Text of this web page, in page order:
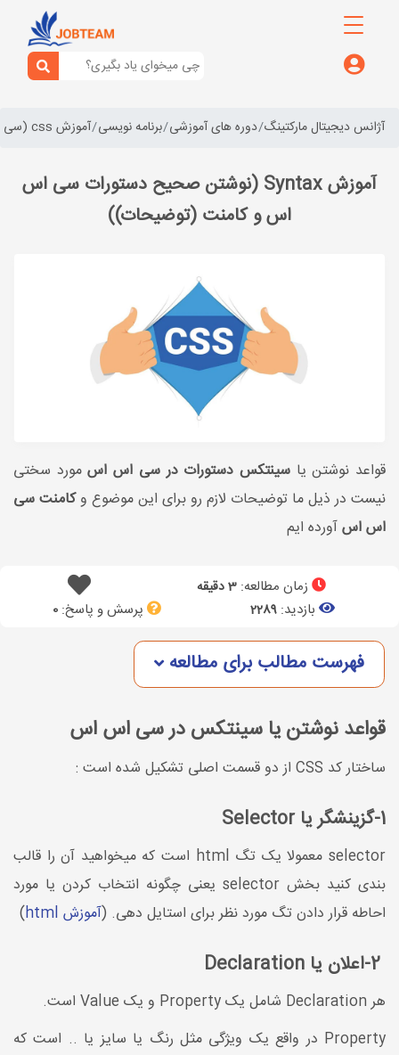
آژانس دیجیتال مارکتینگ دوره های آموزشی برنامه نویسی آموزش css (سی اس اس)
آموزش Syntax (نوشتن صحیح دستورات سی اس
اس و کامنت (توضیحات))
قواعد نوشتن یاسینتکس دستورات در سی اس اسمورد سختی
نیست در ذیل ما توضیحات لازم رو برای این موضوع وکامنت سی
اس اسآورده ایم
زمان مطالعه: 3 دقیقه
بازدید: 2289 پرسش و پاسخ:0
فهرست مطالب برای مطالعه
قواعد نوشتن یا سینتکس در سی اس اس
ساختار کد CSS از دو قسمت اصلی تشکیل شده است :
1-گزینشگر یا Selector
selector معمولا یک تگ html است که میخواهید آن را قالب
بندی کنید بخش selector یعنی چگونه انتخاب کردن یا مورد
احاطه قرار دادن تگ مورد نظر برای استایل دهی. (آموزش html )
هر Declaration شامل یک Property و یک Value است.
Property در واقع یک ویژگی مثل رنگ یا سایز یا .. است که